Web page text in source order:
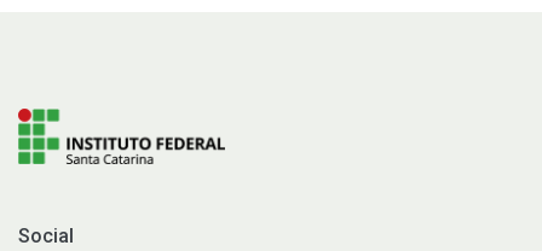
Social